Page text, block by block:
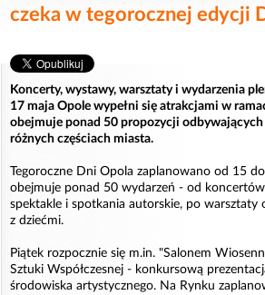
czeka w tegorocznej edycji
Koncerty, wystawy, warsztaty i wydarzenia
17 maja Opole wypełni się atrakcjami w
obejmuje ponad 50 propozycji odbywających
różnych częściach miasta.
Tegoroczne Dni Opola zaplanowano od 15
obejmuje ponad 50 wydarzeń - od
spektakle i spotkania autorskie, po warsztaty
z dziećmi.
Piątek rozpocznie się m.in. "Salonem
Sztuki Współczesnej - konkursową
środowiska artystycznego. Na Rynku